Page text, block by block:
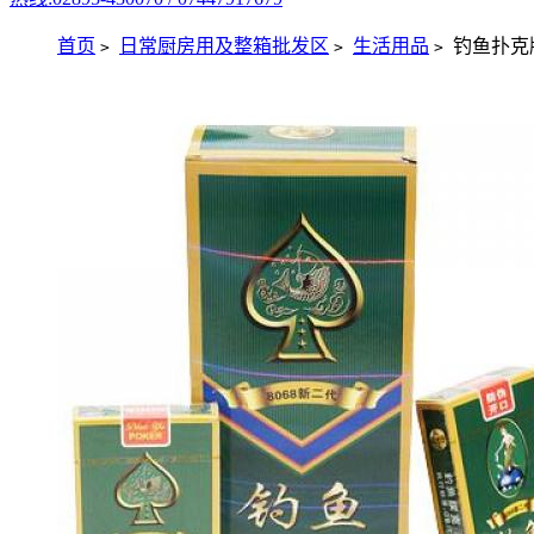
首页 > 日常厨房用及整箱批发区 > 生活用品 > 钓鱼扑克